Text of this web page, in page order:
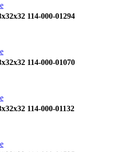
114-000-01294
114-000-01070
114-000-01132